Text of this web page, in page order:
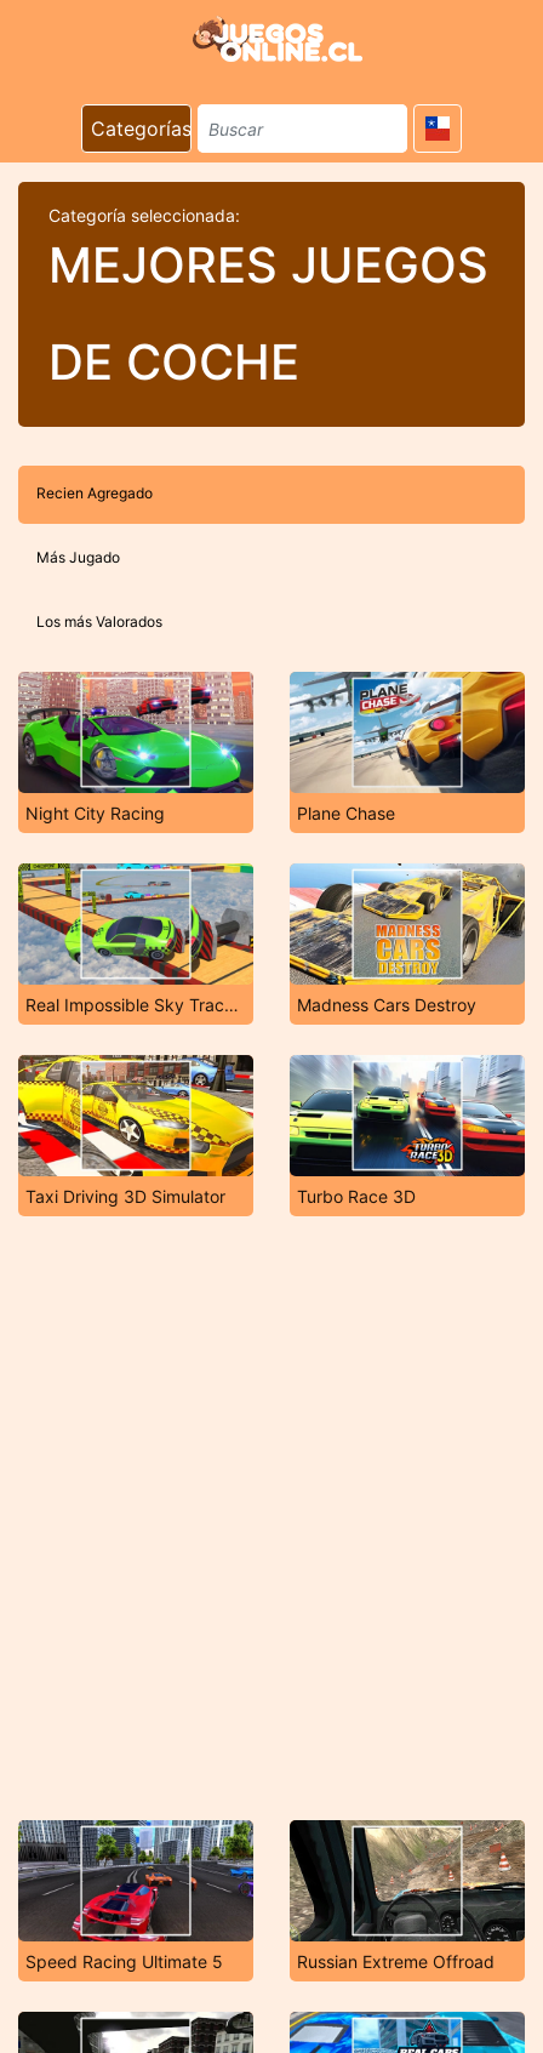
Categorías
Categoría seleccionada:
MEJORES JUEGOS
DE COCHE
Recien Agregado
Más Jugado
Los más Valorados
Night City Racing Plane Chase
Real Impossible Sky Tracks Car Driving Madness Cars Destroy
Taxi Driving 3D Simulator Turbo Race 3D
Speed Racing Ultimate 5 Russian Extreme Offroad